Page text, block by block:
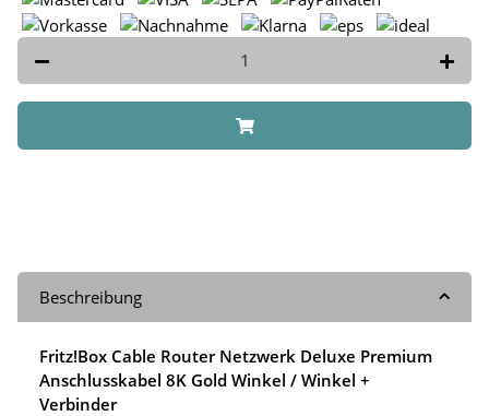
Beschreibung
Fritz!Box Cable Router Netzwerk Deluxe Premium
Anschlusskabel 8K Gold Winkel / Winkel +
Verbinder